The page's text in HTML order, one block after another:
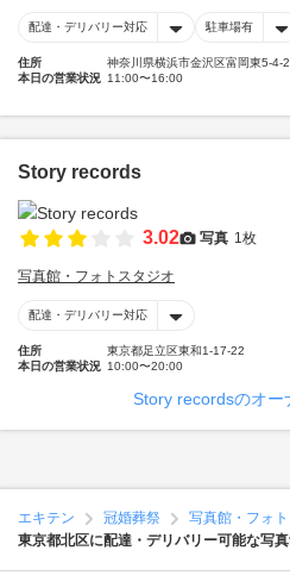
配達・デリバリー対応 駐車場有
住所
神奈川県横浜市金沢区富岡東5-4-
本日の営業状況 11:00〜16:00
Story records
3.02 写真 1枚
写真館・フォトスタジオ
配達・デリバリー対応
住所
東京都足立区東和1-17-22
本日の営業状況 10:00〜20:00
Story recordsのオー
エキテン 冠婚葬祭
写真館・フォ
東京都北区に配達・デリバリー可能な写